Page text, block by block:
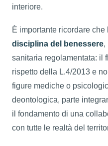
interiore.
È importante ricordare
disciplina del benessere,
sanitaria regolamentata: il
rispetto della L.4/2013 e
figure mediche o
deontologica, parte
il fondamento di una
con tutte le realtà del